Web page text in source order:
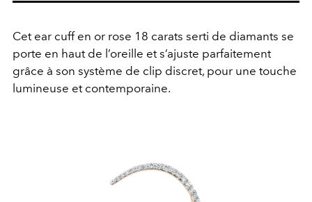
Cet ear cuff en or rose 18 carats serti de diamants se
porte en haut de l’oreille et s’ajuste parfaitement
grâce à son système de clip discret, pour une touche
lumineuse et contemporaine.